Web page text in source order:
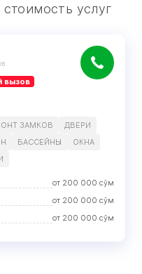
услуг
вызов
ЗАМКОВ
ДВЕРИ
БАССЕЙНЫ
ОКНА
от 200 000 сўм
от 200 000 сўм
от 200 000 сўм